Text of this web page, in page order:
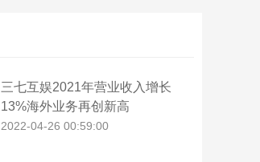
三七互娱2021年营业收入增长
13%海外业务再创新高
2022-04-26 00:59:00